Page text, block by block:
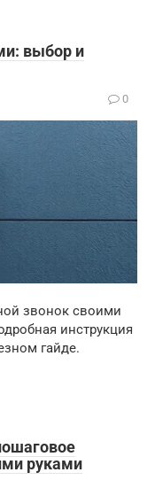
выбор и
0
звонок своими
инструкция
гайде.
руками